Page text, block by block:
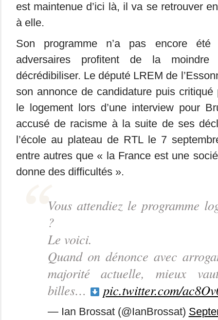
est maintenue d’ici là, il va se retrouver
à elle.
Son programme n’a pas encore
adversaires profitent de la
décrédibiliser. Le député LREM de
son annonce de candidature puis
le logement lors d’une interview pour
accusé de racisme à la suite de ses
l’école au plateau de RTL le 7
entre autres que « la France est une
donne des difficultés ».
Vous attendiez le programme
?
Le voici.
Quand on dénonce avec
majorité actuelle, mieux
billes…
pic.twitter.com/
— Ian Brossat (@IanBrossat)